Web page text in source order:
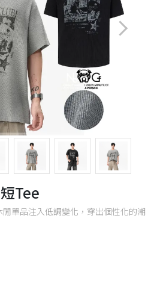
Tee
單品注入低調變化，穿出個性化的潮